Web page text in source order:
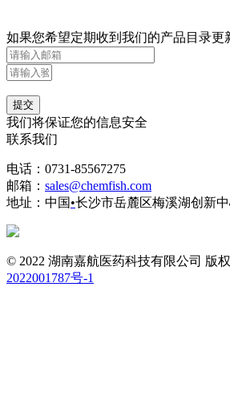
如果您希望定期收到我们的产品目录更
提交
我们将保证您的信息安全
联系我们
电话：0731-85567275
邮箱： sales@chemfish.com
地址：中国•长沙市岳麓区梅溪湖创新中
© 2022 湖南嘉航医药科技有限公司 版
2022001787号-1